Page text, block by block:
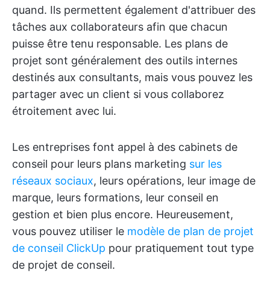
quand. Ils permettent également d'attribuer des
tâches aux collaborateurs afin que chacun
puisse être tenu responsable. Les plans de
projet sont généralement des outils internes
destinés aux consultants, mais vous pouvez les
partager avec un client si vous collaborez
étroitement avec lui.
Les entreprises font appel à des cabinets de
conseil pour leurs plans marketing sur les
réseaux sociaux, leurs opérations, leur image de
marque, leurs formations, leur conseil en
gestion et bien plus encore. Heureusement,
vous pouvez utiliser le modèle de plan de projet
de conseil ClickUp pour pratiquement tout type
de projet de conseil.